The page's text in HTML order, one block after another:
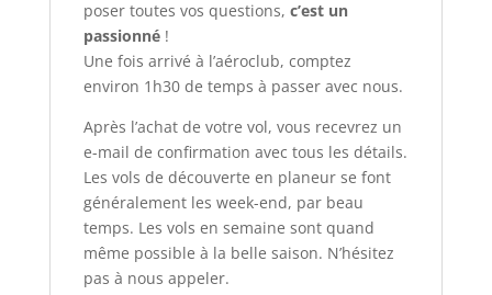
poser toutes vos questions, c’est un
passionné!
Une fois arrivé à l’aéroclub, comptez
environ 1h30 de temps à passer avec nous.
Après l’achat de votre vol, vous recevrez un
e-mail de confirmation avec tous les détails.
Les vols de découverte en planeur se font
généralement les week-end, par beau
temps. Les vols en semaine sont quand
même possible à la belle saison. N’hésitez
pas à nous appeler.